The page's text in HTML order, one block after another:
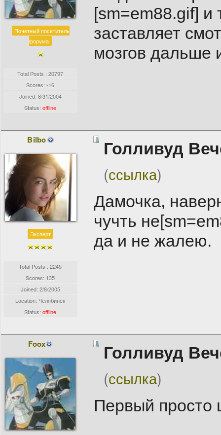
Почетный посетитель
форума
Total Posts : 20797
Scores: -16
Joined: 8/31/2004
Status:offline
[sm=em88.gif] и
заставляет
мозгов дальше
Bilbo
Эксперт
Total Posts : 2245
Scores: 135
Joined: 2/8/2005
Location: Челябинск
Status:offline
Голливуд
(ссылка)
Дамочка,
чучть
да и не жалею.
Foox Голливуд
(ссылка)
Первый просто